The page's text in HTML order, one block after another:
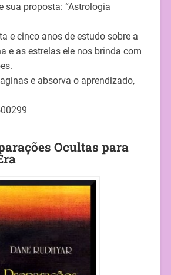
sua proposta: “Astrologia
e cinco anos de estudo sobre a
e as estrelas ele nos brinda com
e absorva o aprendizado,
Ocultas para